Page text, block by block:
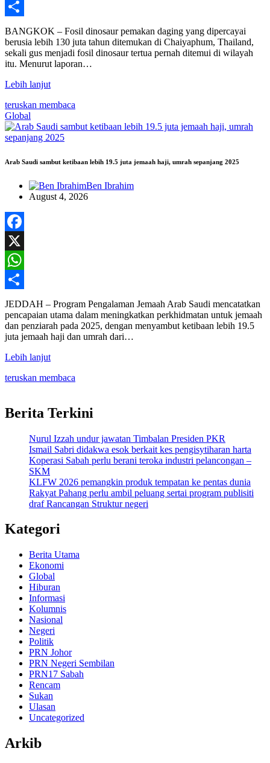
WhatsApp
Share
BANGKOK – Fosil dinosaur pemakan daging yang dipercayai
berusia lebih 130 juta tahun ditemukan di Chaiyaphum, Thailand,
sekali gus menjadi fosil dinosaur tertua pernah ditemui di wilayah
itu. Menurut laporan…
Lebih lanjut
teruskan membaca
Global
Arab Saudi sambut ketibaan lebih 19.5 juta jemaah haji, umrah sepanjang 2025
Ben Ibrahim
August 4, 2026
Facebook
X
WhatsApp
Share
JEDDAH – Program Pengalaman Jemaah Arab Saudi mencatatkan
pencapaian utama dalam meningkatkan perkhidmatan untuk jemaah
dan penziarah pada 2025, dengan menyambut ketibaan lebih 19.5
juta jemaah haji dan umrah dari…
Lebih lanjut
teruskan membaca
Berita Terkini
Nurul Izzah undur jawatan Timbalan Presiden PKR
Ismail Sabri didakwa esok berkait kes pengisytiharan harta
Koperasi Sabah perlu berani teroka industri pelancongan –
SKM
KLFW 2026 pemangkin produk tempatan ke pentas dunia
Rakyat Pahang perlu ambil peluang sertai program publisiti
draf Rancangan Struktur negeri
Kategori
Berita Utama
Ekonomi
Global
Hiburan
Informasi
Kolumnis
Nasional
Negeri
Politik
PRN Johor
PRN Negeri Sembilan
PRN17 Sabah
Rencam
Sukan
Ulasan
Uncategorized
Arkib